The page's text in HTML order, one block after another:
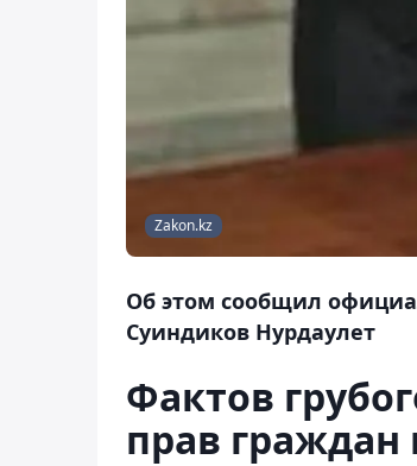
Zakon.kz
Об этом сообщил
Суиндиков Нурдаулет
Фактов
прав граждан